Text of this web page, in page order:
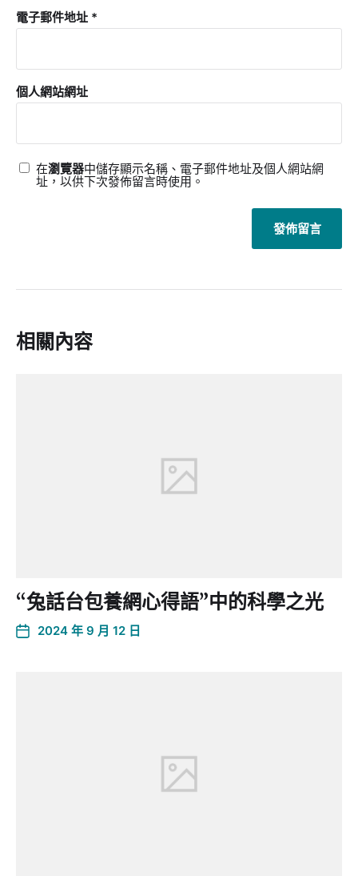
電子郵件地址 *
個人網站網址
在瀏覽器中儲存顯示名稱、電子郵件地址及個人網站網
址，以供下次發佈留言時使用。
相關內容
“兔話台包養網心得語”中的科學之光
2024 年 9 月 12 日